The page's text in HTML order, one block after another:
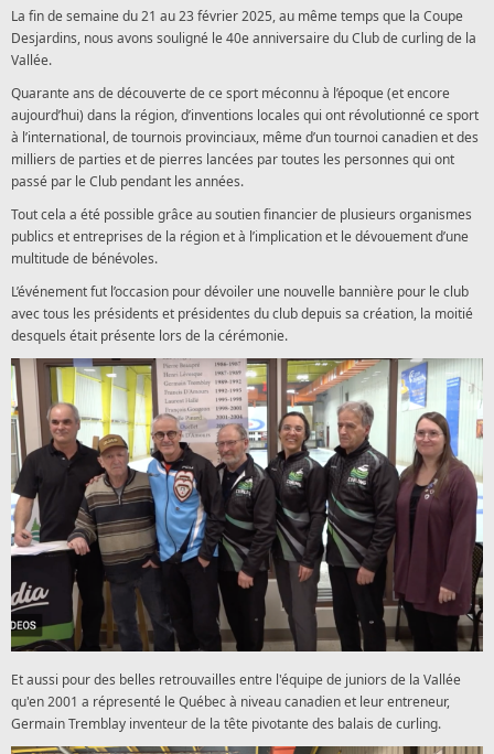
La fin de semaine du 21 au 23 février 2025, au même temps que la Coupe
Desjardins, nous avons souligné le 40e anniversaire du Club de curling de la
Vallée.
Quarante ans de découverte de ce sport méconnu à l’époque (et encore
aujourd’hui) dans la région, d’inventions locales qui ont révolutionné ce sport
à l’international, de tournois provinciaux, même d’un tournoi canadien et des
milliers de parties et de pierres lancées par toutes les personnes qui ont
passé par le Club pendant les années.
Tout cela a été possible grâce au soutien financier de plusieurs organismes
publics et entreprises de la région et à l’implication et le dévouement d’une
multitude de bénévoles.
L’événement fut l’occasion pour dévoiler une nouvelle bannière pour le club
avec tous les présidents et présidentes du club depuis sa création, la moitié
desquels était présente lors de la cérémonie.
Et aussi pour des belles retrouvailles entre l'équipe de juniors de la Vallée
qu'en 2001 a répresenté le Québec à niveau canadien et leur entreneur,
Germain Tremblay inventeur de la tête pivotante des balais de curling.